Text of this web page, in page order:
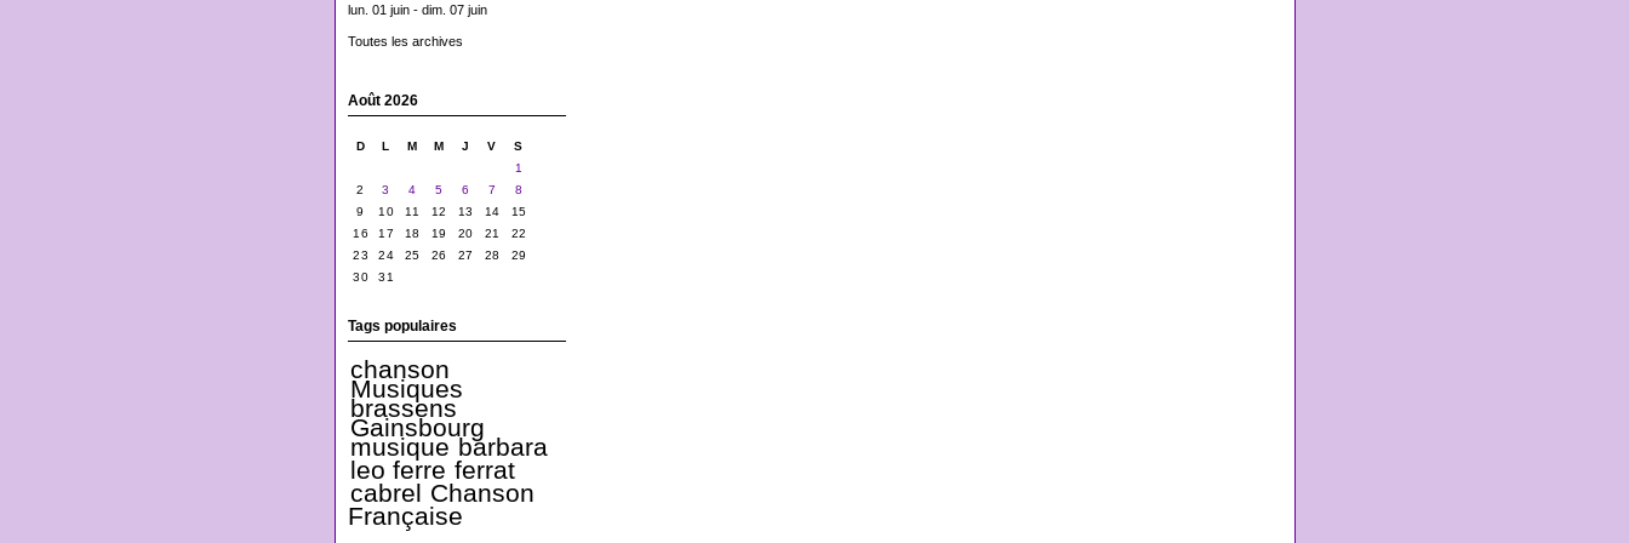
lun. 01 juin - dim. 07 juin
Toutes les archives
Août 2026
D L M M J V
S
1
2
3 4 5 6 7
8
9
10 11 12 13 14
15
16
17 18 19 20 21
22
23
24 25 26 27 28
29
30
31
Tags populaires
chanson
Musiques
brassens
Gainsbourg
musique barbara
leo ferre ferrat
cabrel Chanson
Française